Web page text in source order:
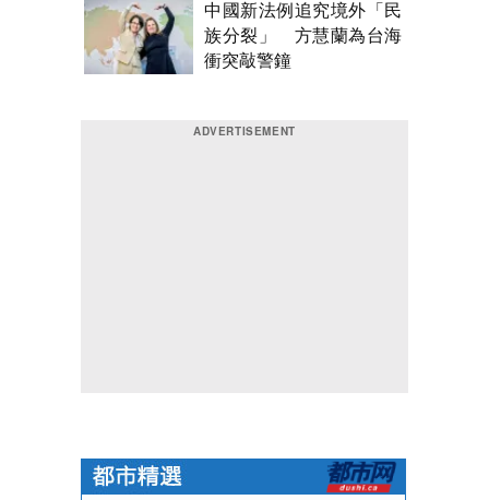
中國新法例追究境外「民
族分裂」 方慧蘭為台海
衝突敲警鐘